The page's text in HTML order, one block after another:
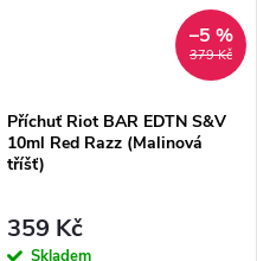
379 Kč
–5 %
Příchuť Riot BAR EDTN S&V
10ml Red Razz (Malinová
tříšť)
359 Kč
Skladem